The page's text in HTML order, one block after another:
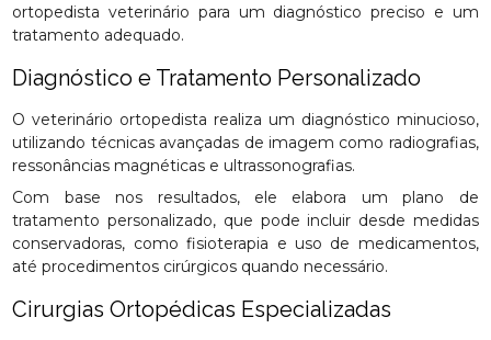
ortopedista veterinário para um diagnóstico preciso e um
tratamento adequado.
Diagnóstico e Tratamento Personalizado
O veterinário ortopedista realiza um diagnóstico minucioso,
utilizando técnicas avançadas de imagem como radiografias,
ressonâncias magnéticas e ultrassonografias.
Com base nos resultados, ele elabora um plano de
tratamento personalizado, que pode incluir desde medidas
conservadoras, como fisioterapia e uso de medicamentos,
até procedimentos cirúrgicos quando necessário.
Cirurgias Ortopédicas Especializadas